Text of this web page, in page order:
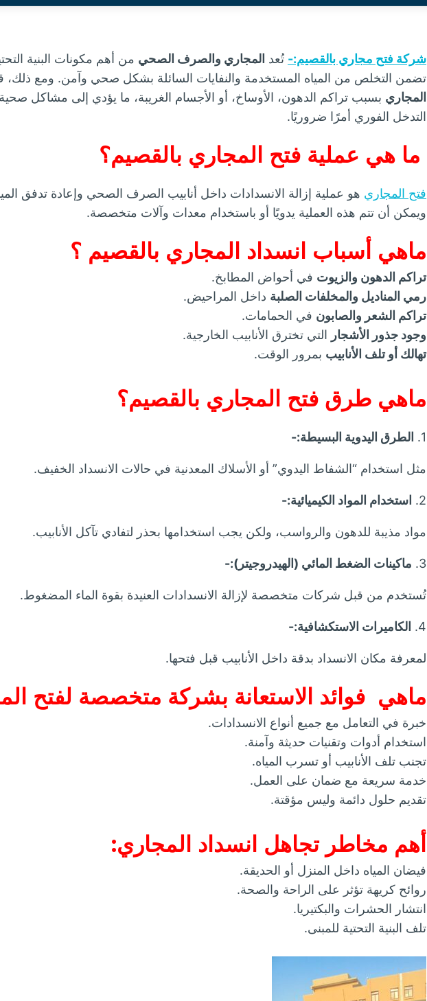
شركة فتح مجاري بالقصيم:- تُعد المجاري والصرف الصحي من أهم مكونات البنية
تضمن التخلص من المياه المستخدمة والنفايات السائلة بشكل صحي وآمن. ومع
المجاري بسبب تراكم الدهون، الأوساخ، أو الأجسام الغريبة، ما يؤدي إلى مشاكل
التدخل الفوري أمرًا ضروريًا.
ما هي عملية فتح المجاري بالقصيم؟
فتح المجاري هو عملية إزالة الانسدادات داخل أنابيب الصرف الصحي وإعادة تدفق
ويمكن أن تتم هذه العملية يدويًا أو باستخدام معدات وآلات متخصصة.
ماهي أسباب انسداد المجاري بالقصيم ؟
تراكم الدهون والزيوت في أحواض المطابخ.
رمي المناديل والمخلفات الصلبة داخل المراحيض.
تراكم الشعر والصابون في الحمامات.
وجود جذور الأشجار التي تخترق الأنابيب الخارجية.
تهالك أو تلف الأنابيب بمرور الوقت.
ماهي طرق فتح المجاري بالقصيم؟
1. الطرق اليدوية البسيطة:-
مثل استخدام “الشفاط اليدوي” أو الأسلاك المعدنية في حالات الانسداد الخفيف.
2. استخدام المواد الكيميائية:-
مواد مذيبة للدهون والرواسب، ولكن يجب استخدامها بحذر لتفادي تآكل الأنابيب.
3. ماكينات الضغط المائي (الهيدروجيتر):-
تُستخدم من قبل شركات متخصصة لإزالة الانسدادات العنيدة بقوة الماء المضغوط.
4. الكاميرات الاستكشافية:-
لمعرفة مكان الانسداد بدقة داخل الأنابيب قبل فتحها.
ماهي فوائد الاستعانة بشركة متخصصة لفتح
خبرة في التعامل مع جميع أنواع الانسدادات.
استخدام أدوات وتقنيات حديثة وآمنة.
تجنب تلف الأنابيب أو تسرب المياه.
خدمة سريعة مع ضمان على العمل.
تقديم حلول دائمة وليس مؤقتة.
أهم مخاطر تجاهل انسداد المجاري:
فيضان المياه داخل المنزل أو الحديقة.
روائح كريهة تؤثر على الراحة والصحة.
انتشار الحشرات والبكتيريا.
تلف البنية التحتية للمبنى.